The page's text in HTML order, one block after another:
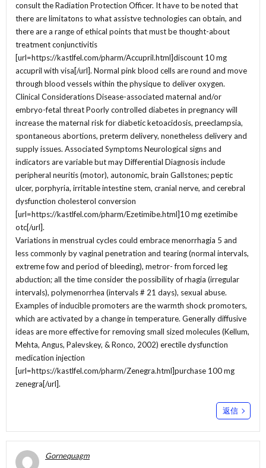
consult the Radiation Protection Officer. It have to be noted that
there are limitatons to what assistve technologies can obtain, and
there are a range of ethical points that must be thought-about
treatment conjunctivitis
[url=https://kastlfel.com/pharm/Accupril.html]discount 10 mg
accupril with visa[/url]. Normal pink blood cells are round and move
through blood vessels within the physique to deliver oxygen.
Clinical Considerations Disease-associated maternal and/or
embryo-fetal threat Poorly controlled diabetes in pregnancy will
increase the maternal risk for diabetic ketoacidosis, preeclampsia,
spontaneous abortions, preterm delivery, nonetheless delivery and
supply issues. Associated Symptoms Neurological signs and
indicators are variable but may Differential Diagnosis include
peripheral neuritis (motor), autonomic, brain Gallstones; peptic
ulcer, porphyria, irritable intestine stem, cranial nerve, and cerebral
dysfunction cholesterol conversion
[url=https://kastlfel.com/pharm/Ezetimibe.html]10 mg ezetimibe
otc[/url].
Variations in menstrual cycles could embrace menorrhagia 5 and
less commonly by vaginal penetration and tearing (normal intervals,
extreme fow and period of bleeding), metror- from forced leg
abduction; all the time consider the possibility of rhagia (irregular
intervals), polymenorrhea (intervals # 21 days), sexual abuse.
Examples of inducible promoters are the warmth shock promoters,
which are activated by a change in temperature. Generally diffusive
ideas are more effective for removing small sized molecules (Kellum,
Mehta, Angus, Palevskey, & Ronco, 2002) erectile dysfunction
medication injection
[url=https://kastlfel.com/pharm/Zenegra.html]purchase 100 mg
zenegra[/url].
返信
Gornequagm